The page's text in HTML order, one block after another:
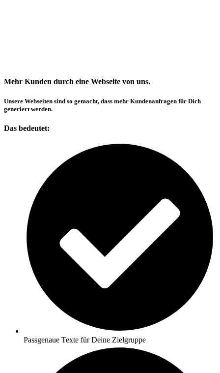
Mehr Kunden durch eine Webseite von uns.
Unsere Webseiten sind so gemacht, dass mehr Kundenanfragen für Dich
generiert werden.
Das bedeutet:
Passgenaue Texte für Deine Zielgruppe